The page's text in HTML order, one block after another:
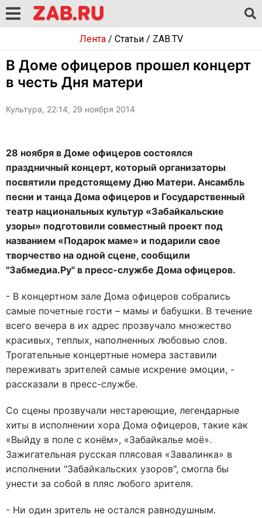
Лента/ Статьи/ ZAB.TV
В Доме офицеров прошел концерт
в честь Дня матери
Культура, 22:14, 29 ноября 2014
28 ноября в Доме офицеров состоялся
праздничный концерт, который организаторы
посвятили предстоящему Дню Матери. Ансамбль
песни и танца Дома офицеров и Государственный
театр национальных культур «Забайкальские
узоры» подготовили совместный проект под
названием «Подарок маме» и подарили свое
творчество на одной сцене, сообщили
"Забмедиа.Ру" в пресс-службе Дома офицеров.
- В концертном зале Дома офицеров собрались
самые почетные гости – мамы и бабушки. В течение
всего вечера в их адрес прозвучало множество
красивых, теплых, наполненных любовью слов.
Трогательные концертные номера заставили
переживать зрителей самые искрение эмоции, -
рассказали в пресс-службе.
Со сцены прозвучали нестареющие, легендарные
хиты в исполнении хора Дома офицеров, такие как
«Выйду в поле с конём», «Забайкалье моё».
Зажигательная русская плясовая «Завалинка» в
исполнении "Забайкальских узоров", смогла бы
унести за собой в пляс любого зрителя.
- Ни один зритель не остался равнодушным.